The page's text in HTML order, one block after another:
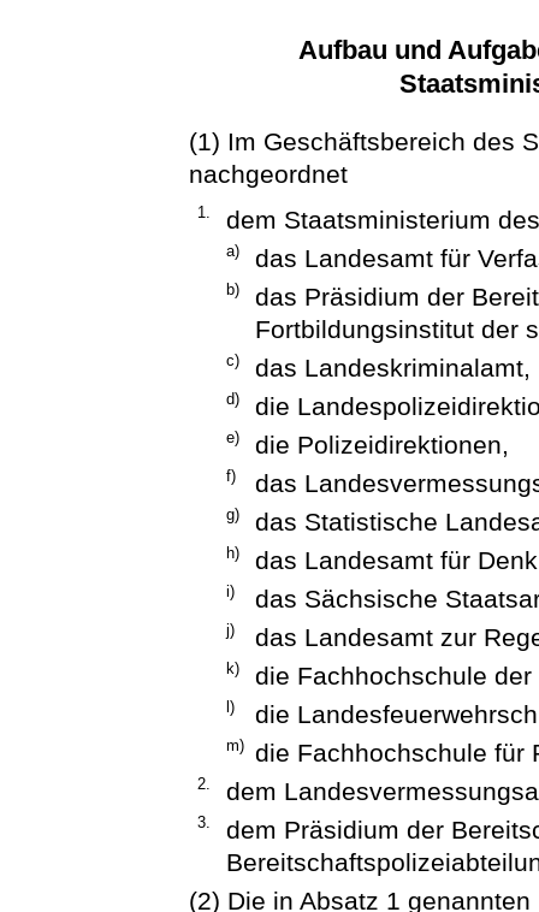
Aufbau und
(1) Im Geschäftsbereich des
nachgeordnet
1. dem Staatsministerium
a) das Landesamt für
b)
das Präsidium der
Fortbildungsinstitut der
c) das Landeskriminalamt,
d) die
e) die Polizeidirektionen,
f) das
g) das Statistische
h) das Landesamt für
i) das Sächsische
j) das Landesamt zur
k) die Fachhochschule
l) die
m) die Fachhochschule für
2. dem
3.
dem Präsidium der
(2) Die in Absatz 1